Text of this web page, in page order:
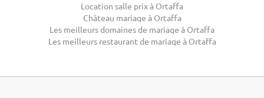
Location salle prix à Ortaffa
Château mariage à Ortaffa
Les meilleurs domaines de mariage à Ortaffa
Les meilleurs restaurant de mariage à Ortaffa